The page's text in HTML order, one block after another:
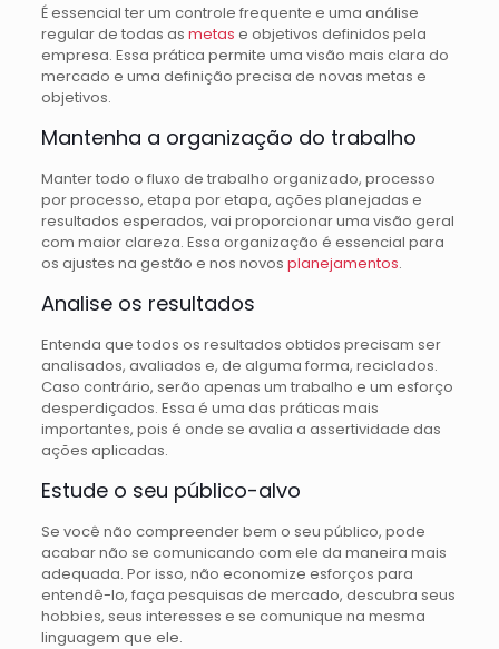
É essencial ter um controle frequente e uma análise
regular de todas as metas e objetivos definidos pela
empresa. Essa prática permite uma visão mais clara do
mercado e uma definição precisa de novas metas e
objetivos.
Mantenha a organização do trabalho
Manter todo o fluxo de trabalho organizado, processo
por processo, etapa por etapa, ações planejadas e
resultados esperados, vai proporcionar uma visão geral
com maior clareza. Essa organização é essencial para
os ajustes na gestão e nos novos planejamentos.
Analise os resultados
Entenda que todos os resultados obtidos precisam ser
analisados, avaliados e, de alguma forma, reciclados.
Caso contrário, serão apenas um trabalho e um esforço
desperdiçados. Essa é uma das práticas mais
importantes, pois é onde se avalia a assertividade das
ações aplicadas.
Estude o seu público-alvo
Se você não compreender bem o seu público, pode
acabar não se comunicando com ele da maneira mais
adequada. Por isso, não economize esforços para
entendê-lo, faça pesquisas de mercado, descubra seus
hobbies, seus interesses e se comunique na mesma
linguagem que ele.